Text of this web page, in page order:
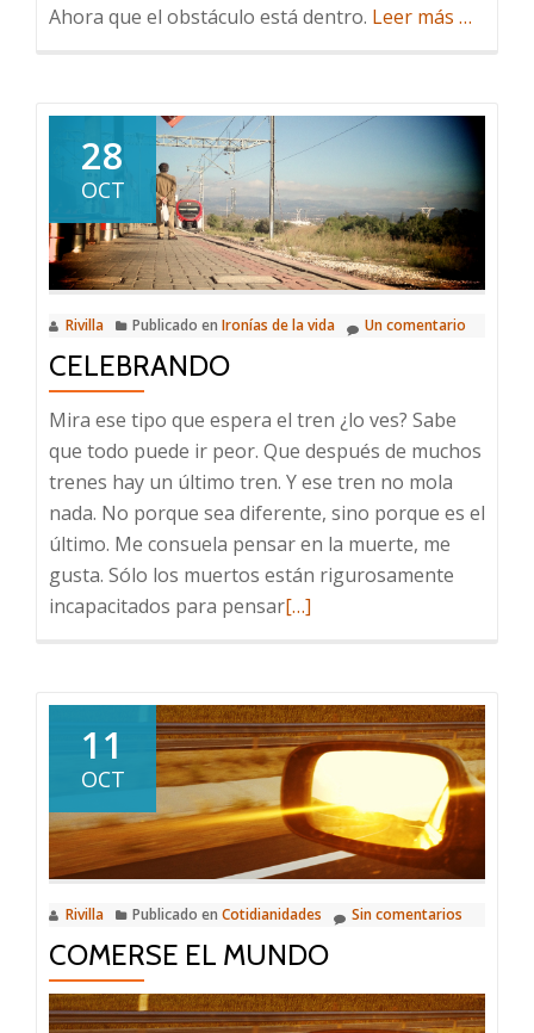
Ahora que el obstáculo está dentro. Leer más acerca
decir
…
28
OCT
Rivilla Publicado en Ironías de la vida Un comentario
CELEBRANDO
Mira ese tipo que espera el tren ¿lo ves? Sabe
que todo puede ir peor. Que después de muchos
trenes hay un último tren. Y ese tren no mola
nada. No porque sea diferente, sino porque es el
último. Me consuela pensar en la muerte, me
gusta. Sólo los muertos están rigurosamente
incapacitados para pensarLeer
[…]
11
OCT
Rivilla Publicado en Cotidianidades Sin comentarios
COMERSE EL MUNDO